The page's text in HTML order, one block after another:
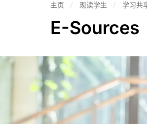
主页 现读学生 学习共
E-Sources